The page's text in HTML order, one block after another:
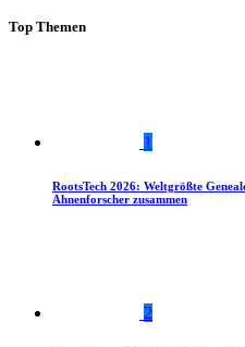
Top Themen
1
RootsTech 2026: Weltgrößte
Ahnenforscher zusammen
2